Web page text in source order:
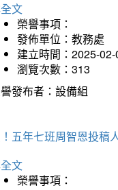
文
榮譽事項：
發佈單位：教務處
建立時間：2025-
瀏覽次數：313
發布者：設備組
五年七班周智恩投稿
文
榮譽事項：